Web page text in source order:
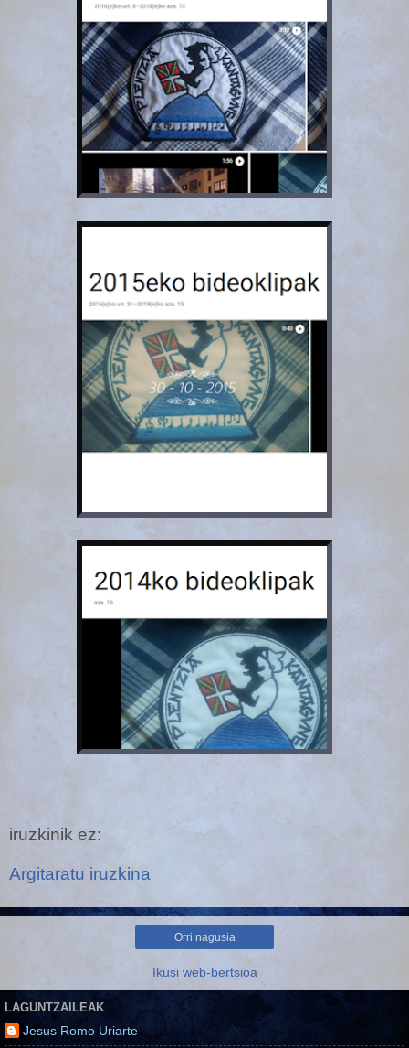
iruzkinik ez:
Argitaratu iruzkina
Orri nagusia
Ikusi web-bertsioa
LAGUNTZAILEAK
Jesus Romo Uriarte